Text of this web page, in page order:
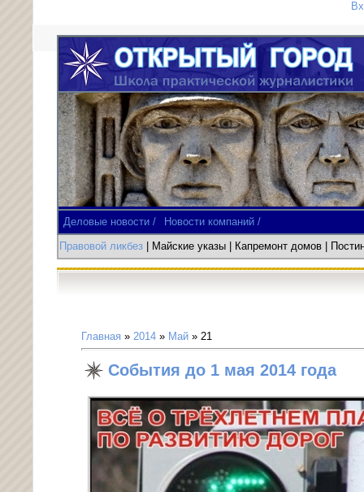
Деловые новости /
Новости компаний /
Правовой ликбез
| Майские указы Капремонт домов |
Главная » 2014 » Май » 21
События до 1 мая 2014 года